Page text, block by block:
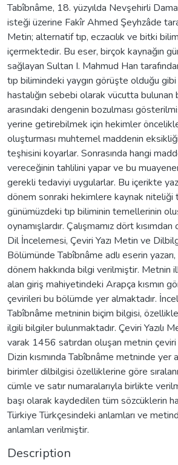
Tabîbnâme, 18. yüzyılda Nevşehirli
isteği üzerine Fakîr Ahmed Şeyhzâde
Metin; alternatif tıp, eczacılık ve bitki bilim
içermektedir. Bu eser, birçok kaynağın
sağlayan Sultan I. Mahmud Han
tıp bilimindeki yaygın görüşte olduğu
hastalığın sebebi olarak vücutta bulunan
arasındaki dengenin bozulması
yerine getirebilmek için hekimler
oluşturması muhtemel maddenin
teşhisini koyarlar. Sonrasında hangi
vereceğinin tahlilini yapar ve bu
gerekli tedaviyi uygularlar. Bu içerikte
dönem sonraki hekimlere kaynak niteliği
günümüzdeki tıp biliminin temellerinin
oynamışlardır. Çalışmamız dört
Dil İncelemesi, Çeviri Yazı Metin ve
Bölümünde Tabîbnâme adlı eserin yazarı,
dönem hakkında bilgi verilmiştir. Metnin
alan giriş mahiyetindeki Arapça kısmın
çevirileri bu bölümde yer almaktadır.
Tabîbnâme metninin biçim bilgisi,
ilgili bilgiler bulunmaktadır. Çeviri Yazılı
varak 1456 satırdan oluşan metnin çeviri
Dizin kısmında Tabîbnâme metninde yer
birimler dilbilgisi özelliklerine göre
cümle ve satır numaralarıyla birlikte
başı olarak kaydedilen tüm sözcüklerin
Türkiye Türkçesindeki anlamları ve
anlamları verilmiştir.
Description